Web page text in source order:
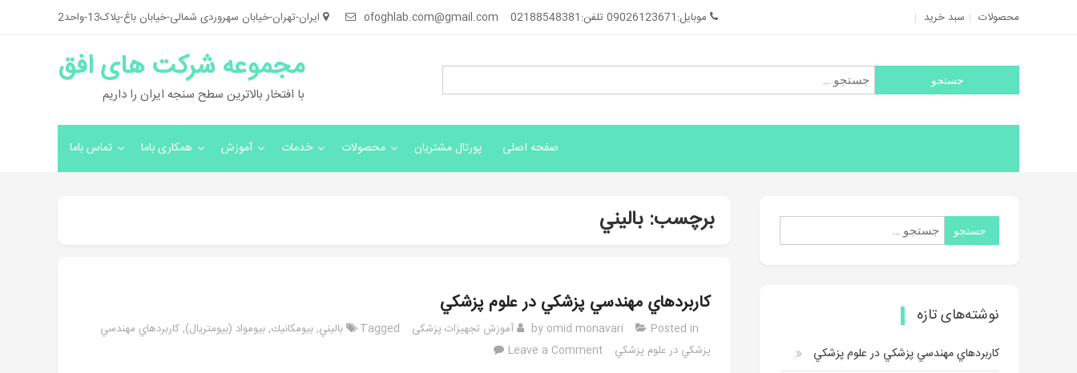
موبایل:09026123671 تلفن:02188548381 ofoghlab.com@gmail.com ایران-تهران-خیابان سهروردی شمالی-خیابان باغ-پلاک13-واحد2 محصولات سبد خرید
مجموعه شرکت های افق
با افتخار بالاترین سطح سنجه ایران را داریم
برای:
صفحه اصلی پورتال مشتریان محصولات خدمات آموزش همکاری باما تماس باما
برچسب: باليني
كاربردهاي مهندسي پزشكي در علوم پزشكي
by omid monavari Posted in آموزش تجهیزات پزشکی Tagged باليني,بيومكانيك,بيومواد (بيومتريال),كاربردهاي مهندسي
پزشكي در علوم پزشكي
Leave a Comment
on
جستجو
برای:
نوشته‌های تازه
كاربردهاي مهندسي پزشكي در علوم پزشكي